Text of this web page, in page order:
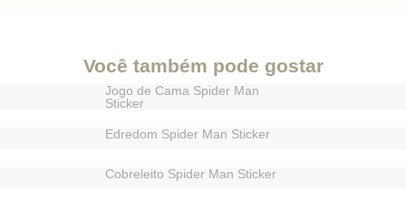
Você também pode gostar
Jogo de Cama Spider Man
Sticker
Edredom Spider Man Sticker
Cobreleito Spider Man Sticker